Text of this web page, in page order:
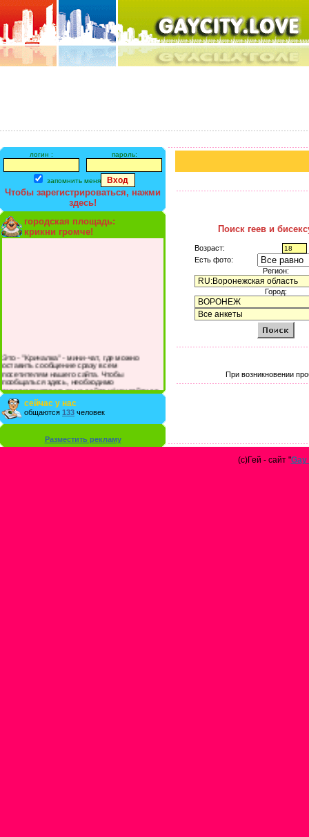
логин : пароль:
запомнить меня
Чтобы зарегистрироваться, нажми
здесь!
городская площадь:
крикни громче!
Это - "Кричалка" - мини-чат, где можно
оставить сообщение сразу всем
посетителям нашего сайта. Чтобы
пообщаться здесь, необходимо
зарегистрироваться на сайте и/или войти со
своими логином и паролем.
сейчас у нас
общаются 133 человек
Разместить рекламу
Поиск геев и
Возраст:
Есть фото:
Регион:
Город:
При возникновении
(с)Гей - сайт "Gay